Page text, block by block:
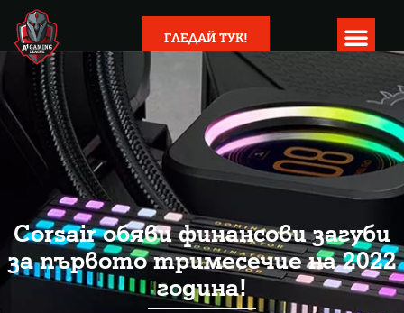
ГЛЕДАЙ ТУК!
Corsair обяви финансови загуби
за първото тримесечие на 2022
година!